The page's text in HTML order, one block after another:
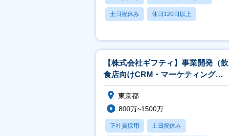
土日祝休み 休日120日以上
【株式会社ギフティ】事業開発（飲
食店向けCRM・マーケティング
DX）
東京都
800万~1500万
正社員採用 土日祝休み